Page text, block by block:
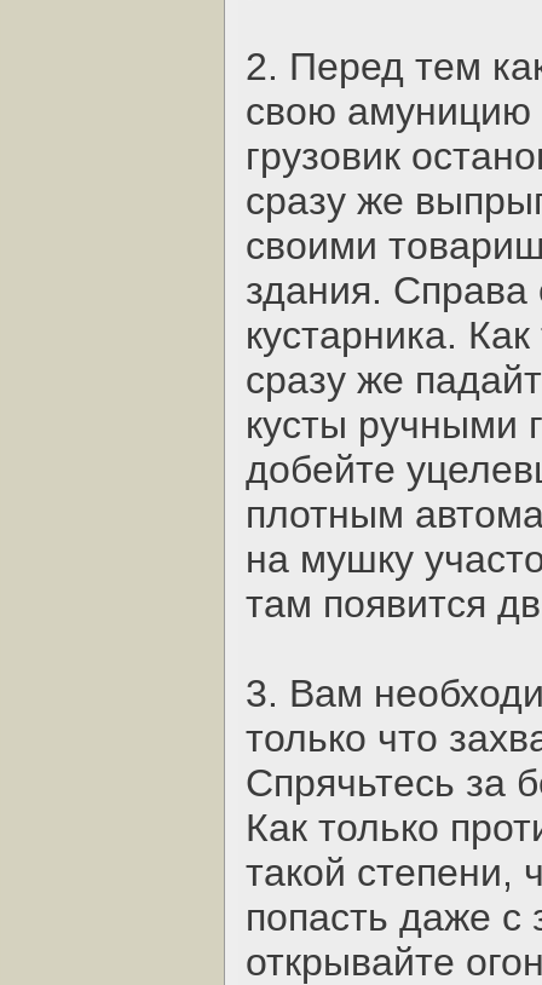
2. Перед тем
свою амуницию
грузовик
сразу же
своими
здания. Справа
кустарника.
сразу же
кусты ручными
добейте
плотным
на мушку
там появится
3. Вам
только что
Спрячьтесь за
Как только
такой степени,
попасть даже с
открывайте